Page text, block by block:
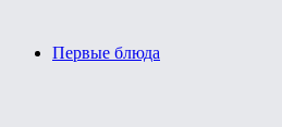
Первые блюда